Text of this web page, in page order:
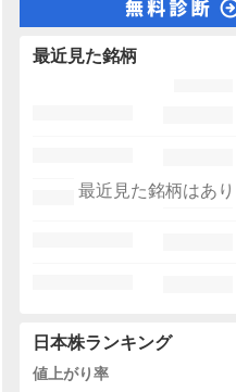
最近見た銘柄
最近見た銘柄はあ
日本株ランキング
値上がり率